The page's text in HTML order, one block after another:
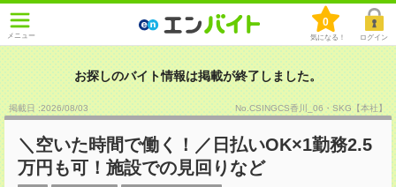
メニュー
0
気になる！ ログイン
お探しのバイト情報は掲載が終了しました。
掲載日 :2026/08/03 No.CSINGCS香川_06・SKG【本社】
＼空いた時間で働く！／日払いOK×1勤務2.5
万円も可！施設での見回りなど